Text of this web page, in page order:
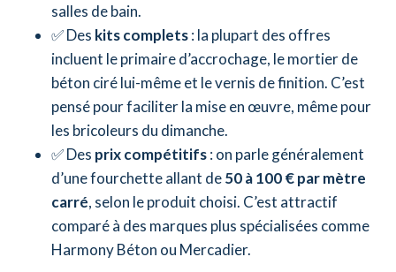
salles de bain.
✅ Des kits complets: la plupart des offres
incluent le primaire d’accrochage, le mortier de
béton ciré lui-même et le vernis de finition. C’est
pensé pour faciliter la mise en œuvre, même pour
les bricoleurs du dimanche.
✅ Des prix compétitifs: on parle généralement
d’une fourchette allant de50 à 100 € par mètre
carré, selon le produit choisi. C’est attractif
comparé à des marques plus spécialisées comme
Harmony Béton ou Mercadier.